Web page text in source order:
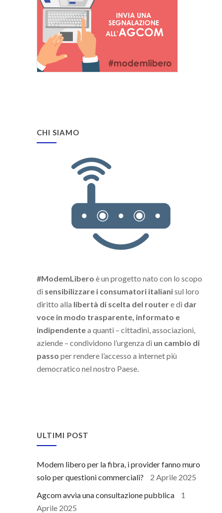
CHI SIAMO
#ModemLibero è un progetto nato con lo scopo
di sensibilizzare i consumatori italianisul loro
diritto alla libertà di scelta del routere di dar
voce in modo trasparente, informato e
indipendentea quanti – cittadini, associazioni,
aziende – condividono l’urgenza di un cambio di
passo per rendere l’accesso a internet più
democratico nel nostro Paese.
ULTIMI POST
Modem libero per la fibra, i provider fanno muro
solo per questioni commerciali?
2 Aprile 2025
Agcom avvia una consultazione pubblica
1
Aprile 2025